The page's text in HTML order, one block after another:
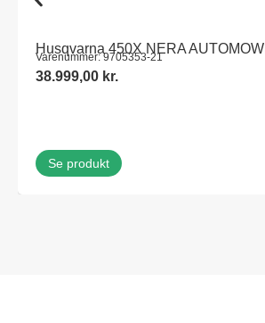
Husqvarna 450X NERA
Varenummer: 9705353-21
38.999,00 kr.
Se produkt